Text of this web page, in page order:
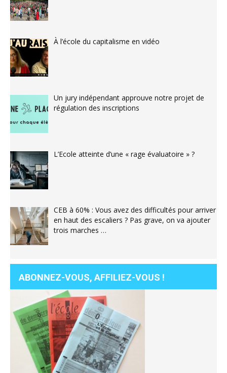
À l’école du capitalisme en vidéo
Un jury indépendant approuve notre projet de
régulation des inscriptions
L’Ecole atteinte d’une « rage évaluatoire » ?
CEB à 60% : Vous avez des difficultés pour arriver
en haut des escaliers ? Pas grave, on va ajouter
trois marches …
ABONNEZ-VOUS, AFFILIEZ-VOUS !